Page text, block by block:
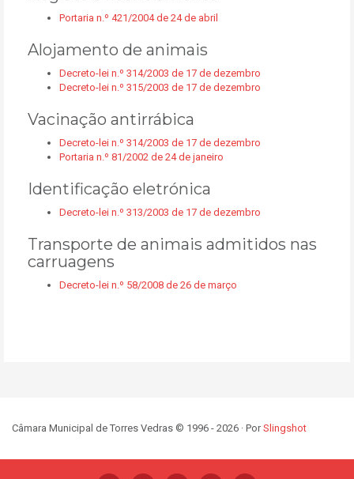
Portaria n.º 421/2004 de 24 de abril
Alojamento de animais
Decreto-lei n.º 314/2003 de 17 de dezembro
Decreto-lei n.º 315/2003 de 17 de dezembro
Vacinação antirrábica
Decreto-lei n.º 314/2003 de 17 de dezembro
Portaria n.º 81/2002 de 24 de janeiro
Identificação eletrónica
Decreto-lei n.º 313/2003 de 17 de dezembro
Transporte de animais admitidos nas
carruagens
Decreto-lei n.º 58/2008 de 26 de março
Câmara Municipal de Torres Vedras © 1996 - 2026 · PorSlingshot